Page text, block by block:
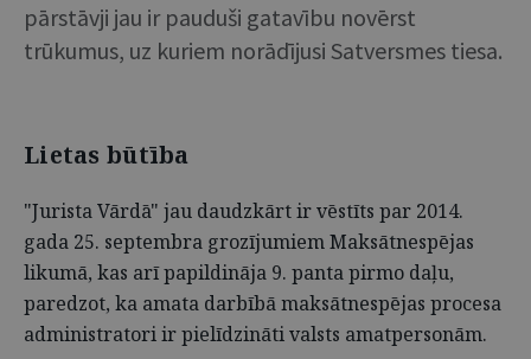
pārstāvji jau ir pauduši gatavību novērst
trūkumus, uz kuriem norādījusi Satversmes tiesa.
Lietas būtība
"Jurista Vārdā" jau daudzkārt ir vēstīts par 2014.
gada 25. septembra grozījumiem Maksātnespējas
likumā, kas arī papildināja 9. panta pirmo daļu,
paredzot, ka amata darbībā maksātnespējas procesa
administratori ir pielīdzināti valsts amatpersonām.